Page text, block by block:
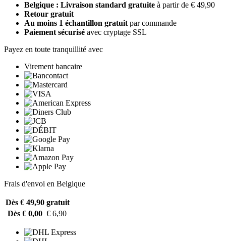
Belgique : Livraison standard gratuite à partir de € 49,90
Retour gratuit
Au moins 1 échantillon gratuit par commande
Paiement sécurisé avec cryptage SSL
Payez en toute tranquillité avec
Virement bancaire
Frais d'envoi en Belgique
Dès € 49,90 gratuit
Dès € 0,00 € 6,90